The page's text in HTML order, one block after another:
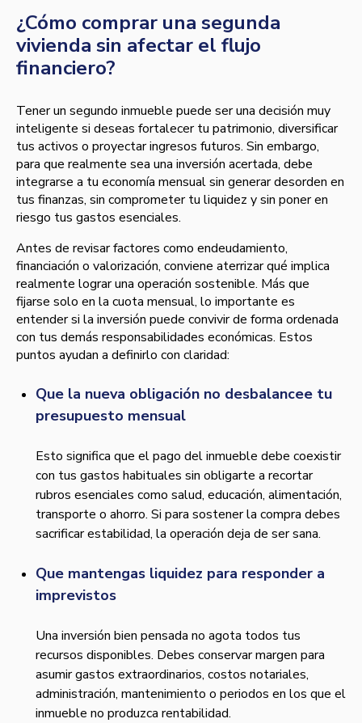
¿Cómo comprar una segunda
vivienda sin afectar el flujo
financiero?
Tener un segundo inmueble puede ser una decisión muy
inteligente si deseas fortalecer tu patrimonio, diversificar
tus activos o proyectar ingresos futuros. Sin embargo,
para que realmente sea una inversión acertada, debe
integrarse a tu economía mensual sin generar desorden en
tus finanzas, sin comprometer tu liquidez y sin poner en
riesgo tus gastos esenciales.
Antes de revisar factores como endeudamiento,
financiación o valorización, conviene aterrizar qué implica
realmente lograr una operación sostenible. Más que
fijarse solo en la cuota mensual, lo importante es
entender si la inversión puede convivir de forma ordenada
con tus demás responsabilidades económicas. Estos
puntos ayudan a definirlo con claridad:
Que la nueva obligación no desbalancee tu
presupuesto mensual
Esto significa que el pago del inmueble debe coexistir
con tus gastos habituales sin obligarte a recortar
rubros esenciales como salud, educación, alimentación,
transporte o ahorro. Si para sostener la compra debes
sacrificar estabilidad, la operación deja de ser sana.
Que mantengas liquidez para responder a
imprevistos
Una inversión bien pensada no agota todos tus
recursos disponibles. Debes conservar margen para
asumir gastos extraordinarios, costos notariales,
administración, mantenimiento o periodos en los que el
inmueble no produzca rentabilidad.